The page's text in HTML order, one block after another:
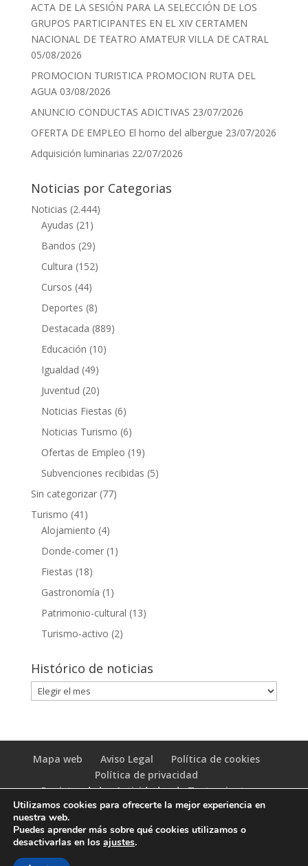
ACTA DE LA SESIÓN PARA LA SELECCIÓN DE LOS
GRUPOS PARTICIPANTES EN EL XIV CERTAMEN
NACIONAL DE TEATRO AMATEUR VILLA DE CATRAL
05/08/2026
PROMOCION TURISTICA PROMOCION RUTA DEL
AGUA 03/08/2026
ANUNCIO CONDUCTAS ADICTIVAS 23/07/2026
OFERTA DE EMPLEO El horno del albergue 23/07/2026
Adquisición luminarias 22/07/2026
Noticias por Categorias
Noticias (2.444)
Ayudas (21)
Bandos (29)
Cultura (152)
Cursos (44)
Deportes (8)
Destacada (889)
Educación (10)
Igualdad (49)
Juventud (20)
Noticias Fiestas (6)
Noticias Turismo (6)
Ofertas de Empleo (19)
Subvenciones recibidas (5)
Sin categorizar(77)
Turismo (41)
Alojamiento (4)
Donde-comer(1)
Fiestas (18)
Gastronomía (1)
Patrimonio-cultural (13)
Turismo-activo (2)
Histórico de noticias
Histórico
de
Mapa web Aviso Legal
Política de cookies
Política de privacidad
Registro de las Actividades de Tratamiento
(RAT)
Utilizamos cookies para ofrecerte la mejor experiencia en
nuestra web.
Puedes aprender más sobre qué cookies utilizamos o
desactivarlas en los ajustes.